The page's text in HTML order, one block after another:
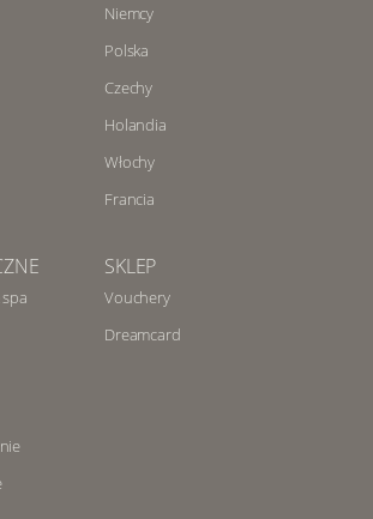
Niemcy
Polska
Czechy
Holandia
Włochy
Francia
SKLEP
Vouchery
Dreamcard